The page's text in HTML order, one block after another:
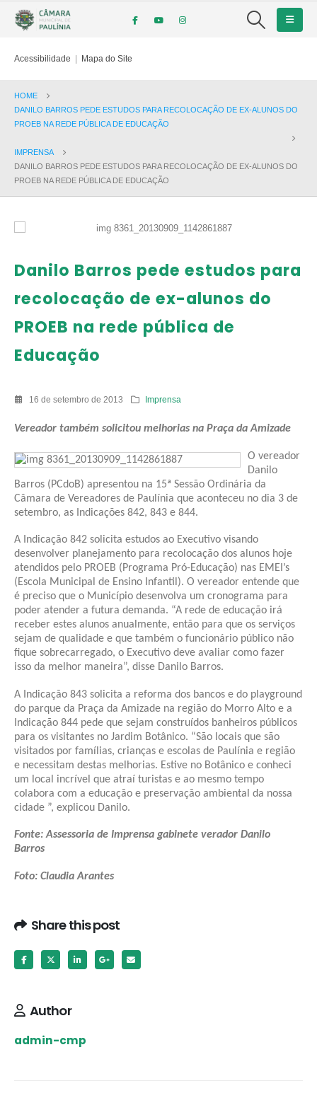
Acessibilidade | Mapa do Site
HOME
DANILO BARROS PEDE ESTUDOS PARA RECOLOCAÇÃO DE EX-ALUNOS DO
PROEB NA REDE PÚBLICA DE EDUCAÇÃO
IMPRENSA
DANILO BARROS PEDE ESTUDOS PARA RECOLOCAÇÃO DE EX-ALUNOS DO
PROEB NA REDE PÚBLICA DE EDUCAÇÃO
Danilo Barros pede estudos para
recolocação de ex-alunos do
PROEB na rede pública de
Educação
16 de setembro de 2013 Imprensa
Vereador também solicitou melhorias na Praça da Amizade
O vereador
Danilo
Barros (PCdoB) apresentou na 15ª Sessão Ordinária da
Câmara de Vereadores de Paulínia que aconteceu no dia 3 de
setembro, as Indicações 842, 843 e 844.
A Indicação 842 solicita estudos ao Executivo visando
desenvolver planejamento para recolocação dos alunos hoje
atendidos pelo PROEB (Programa Pró-Educação) nas EMEI’s
(Escola Municipal de Ensino Infantil). O vereador entende que
é preciso que o Município desenvolva um cronograma para
poder atender a futura demanda. “A rede de educação irá
receber estes alunos anualmente, então para que os serviços
sejam de qualidade e que também o funcionário público não
fique sobrecarregado, o Executivo deve avaliar como fazer
isso da melhor maneira”, disse Danilo Barros.
A Indicação 843 solicita a reforma dos bancos e do playground
do parque da Praça da Amizade na região do Morro Alto e a
Indicação 844 pede que sejam construídos banheiros públicos
para os visitantes no Jardim Botânico. “São locais que são
visitados por famílias, crianças e escolas de Paulínia e região
e necessitam destas melhorias. Estive no Botânico e conheci
um local incrível que atraí turistas e ao mesmo tempo
colabora com a educação e preservação ambiental da nossa
cidade ”, explicou Danilo.
Fonte: Assessoria de Imprensa gabinete verador Danilo
Barros
Foto: Claudia Arantes
Share this post
Author
admin-cmp